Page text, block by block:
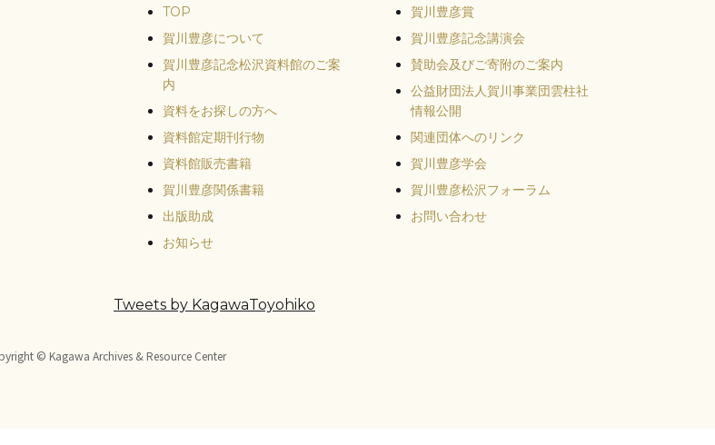
TOP
賀川豊彦について
賀川豊彦記念松沢資料館のご案
内
資料をお探しの方へ
資料館定期刊行物
資料館販売書籍
賀川豊彦関係書籍
出版助成
お知らせ
賀川豊彦賞
賀川豊彦記念講演会
賛助会及びご寄附のご案内
公益財団法人賀川事業団雲柱社
情報公開
関連団体へのリンク
賀川豊彦学会
賀川豊彦松沢フォーラム
お問い合わせ
Tweets by KagawaToyohiko
© Kagawa Archives & Resource Center